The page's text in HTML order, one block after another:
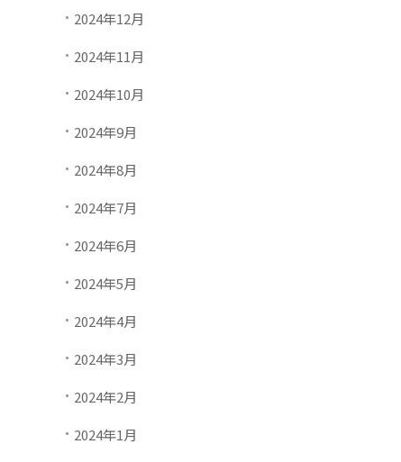
2024年12月
2024年11月
2024年10月
2024年9月
2024年8月
2024年7月
2024年6月
2024年5月
2024年4月
2024年3月
2024年2月
2024年1月